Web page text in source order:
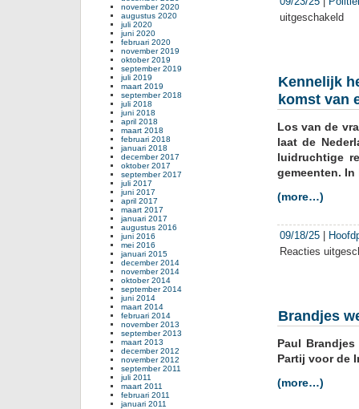
uitgeschakeld
AZC
in
Kennelijk
komst van
Los van de
laat de
luidruchtige
gemeenten.
(more…)
09/18/25
Reacties
Brandjes
Paul
Partij voor de
(more…)
november 2020
augustus 2020
juli 2020
juni 2020
februari 2020
november 2019
oktober 2019
september 2019
juli 2019
maart 2019
september 2018
juli 2018
juni 2018
april 2018
maart 2018
februari 2018
januari 2018
december 2017
oktober 2017
september 2017
juli 2017
juni 2017
april 2017
maart 2017
januari 2017
augustus 2016
juni 2016
mei 2016
januari 2015
december 2014
november 2014
oktober 2014
september 2014
juni 2014
maart 2014
februari 2014
november 2013
september 2013
maart 2013
december 2012
november 2012
september 2011
juli 2011
maart 2011
februari 2011
januari 2011